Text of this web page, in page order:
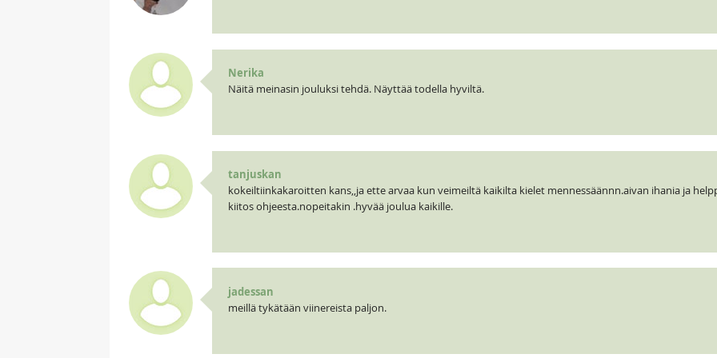
Nerika
Näitä meinasin jouluksi tehdä. Näyttää todella hyviltä.
tanjuskan
kokeiltiinkakaroitten kans,,ja ette arvaa kun veimeiltä kaikilta kielet mennessäännn.aivan ihania ja
kiitos ohjeesta.nopeitakin .hyvää joulua kaikille.
jadessan
meillä tykätään viinereista paljon.